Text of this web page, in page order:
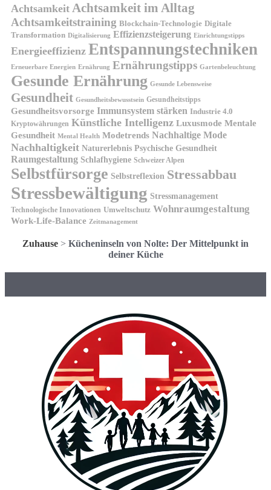
Achtsamkeit Achtsamkeit im Alltag
Achtsamkeitstraining Blockchain-Technologie Digitale
Transformation Digitalisierung Effizienzsteigerung Einrichtungstipps
Energieeffizienz Entspannungstechniken
Erneuerbare Energien Ernährung Ernährungstipps Gartenbeleuchtung
Gesunde Ernährung Gesunde Lebensweise
Gesundheit Gesundheitsbewusstsein Gesundheitstipps
Gesundheitsvorsorge Immunsystem stärken Industrie 4.0
Kryptowährungen Künstliche Intelligenz Luxusmode Mentale
Gesundheit Mental Health Modetrends Nachhaltige Mode
Nachhaltigkeit Naturerlebnis Psychische Gesundheit
Raumgestaltung Schlafhygiene Schweizer Alpen
Selbstfürsorge Selbstreflexion Stressabbau
Stressbewältigung Stressmanagement
Technologische Innovationen Umweltschutz Wohnraumgestaltung
Work-Life-Balance Zeitmanagement
Zuhause > Kücheninseln von Nolte: Der Mittelpunkt in
deiner Küche